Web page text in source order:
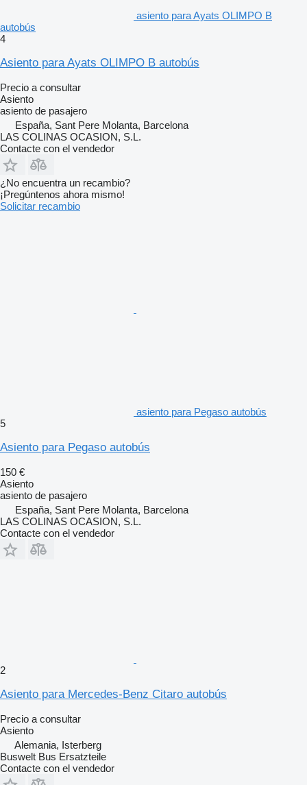
asiento para Ayats OLIMPO B
autobús
4
Asiento para Ayats OLIMPO B autobús
Precio a consultar
Asiento
asiento de pasajero
España, Sant Pere Molanta, Barcelona
LAS COLINAS OCASION, S.L.
Contacte con el vendedor
¿No encuentra un recambio?
¡Pregúntenos ahora mismo!
Solicitar recambio
asiento para Pegaso autobús
5
Asiento para Pegaso autobús
150 €
Asiento
asiento de pasajero
España, Sant Pere Molanta, Barcelona
LAS COLINAS OCASION, S.L.
Contacte con el vendedor
2
Asiento para Mercedes-Benz Citaro autobús
Precio a consultar
Asiento
Alemania, Isterberg
Buswelt Bus Ersatzteile
Contacte con el vendedor